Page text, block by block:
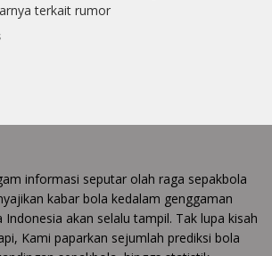
terkait rumor
informasi seputar olah raga sepakbola
kabar bola kedalam genggaman
akan selalu tampil. Tak lupa kisah
Kami paparkan sejumlah prediksi bola